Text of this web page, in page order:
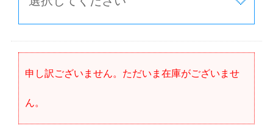
申し訳ございません。ただいま在庫がございませ
ん。